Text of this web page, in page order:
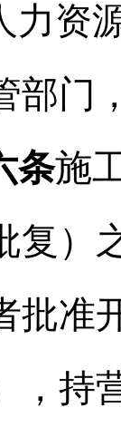
力资
部门
条施
复）
批准
，持